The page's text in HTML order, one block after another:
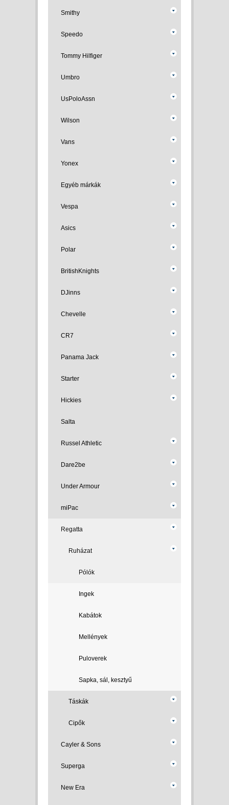
Smithy
Speedo
Tommy Hilfiger
Umbro
UsPoloAssn
Wilson
Vans
Yonex
Egyéb márkák
Vespa
Asics
Polar
BritishKnights
DJinns
Chevelle
CR7
Panama Jack
Starter
Hickies
Salta
Russel Athletic
Dare2be
Under Armour
miPac
Regatta
Ruházat
Pólók
Ingek
Kabátok
Mellények
Puloverek
Sapka, sál, kesztyű
Táskák
Cipők
Cayler & Sons
Superga
New Era